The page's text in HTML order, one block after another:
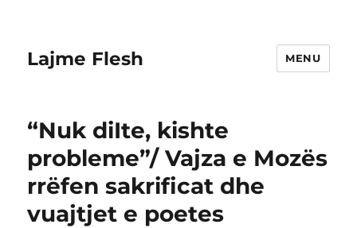
Lajme Flesh MENU
“Nuk diIte, kishte
probleme”/ Vajza e Mozës
rrëfen sakrificat dhe
vuajtjet e poetes